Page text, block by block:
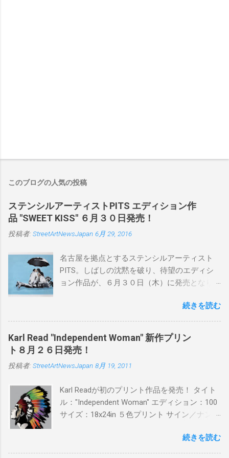
このブログの人気の投稿
ステンシルアーティストPITS エディション作
品 "SWEET KISS" ６月３０日発売！
投稿者: StreetArtNewsJapan 6月 29, 2016
名古屋を拠点とするステンシルアーティスト
PITS。しばしの沈黙を破り、待望のエディシ
ョン作品が、６月３０日（木）に発売となり
品に落とし込むスタイルは今作でも健在。(
PITSの過去記事はこちらから ) 発売日：6月30
日(木)19時 タイトル：SWEET KISS カラー：
BLUE/MINT GREEN/PINK/YELLOW エディショ
ン：各色５ サイズ：800mm × 550mm 価格：
¥16,000(¥17,280) 購入は、 こちら から
続きを読む
Karl Read "Independent Woman" 新作プリン
ト８月２６日発売！
投稿者: StreetArtNewsJapan 8月 19, 2011
Karl Readが初のプリント作品を発売！ タイト
ル："Independent Woman" エディション：100
サイズ：18x24in ５色プリント サイン／ナンバ
ドフィニッシュバージョン（エディション：
25）$125 購入は８月２６日に こちら から
続きを読む